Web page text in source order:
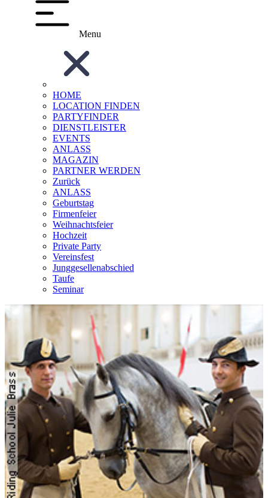
Menu
HOME
LOCATION FINDEN
PARTYFINDER
DIENSTLEISTER
EVENTS
ANLASS
MAGAZIN
PARTNER WERDEN
Zurück
ANLASS
Geburtstag
Firmenfeier
Weihnachtsfeier
Hochzeit
Private Party
Vereinsfest
Junggesellenabschied
Taufe
Seminar